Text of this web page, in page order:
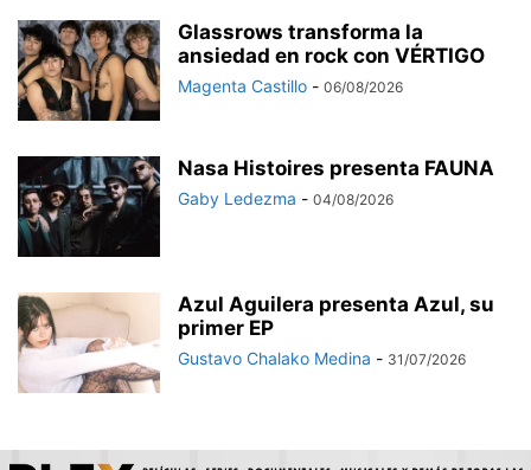
Glassrows transforma la
ansiedad en rock con VÉRTIGO
Magenta Castillo - 06/08/2026
Nasa Histoires presenta FAUNA
Gaby Ledezma - 04/08/2026
Azul Aguilera presenta Azul, su
primer EP
Gustavo Chalako Medina - 31/07/2026